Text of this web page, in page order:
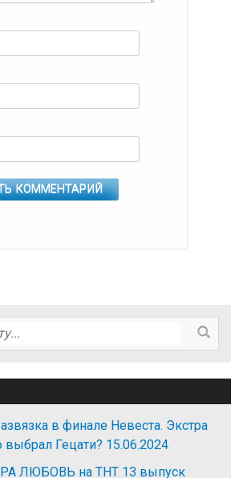
в финале Невеста. Экстра
Гецати? 15.06.2024
ЛЮБОВЬ на ТНТ 13 выпуск